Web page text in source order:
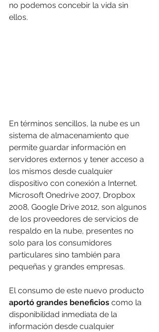
no podemos concebir la vida sin
ellos.
En términos sencillos, la nube es un
sistema de almacenamiento que
permite guardar información en
servidores externos y tener acceso a
los mismos desde cualquier
dispositivo con conexión a Internet.
Microsoft Onedrive 2007, Dropbox
2008, Google Drive 2012, son algunos
de los proveedores de servicios de
respaldo en la nube, presentes no
solo para los consumidores
particulares sino también para
pequeñas y grandes empresas.
El consumo de este nuevo producto
aportó grandes beneficios como la
disponibilidad inmediata de la
información desde cualquier